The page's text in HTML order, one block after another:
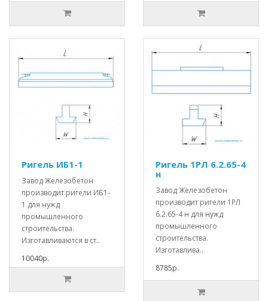
Ригель ИБ1-1
Завод Железобетон
производит ригели ИБ1-
1 для нужд
промышленного
строительства.
Изготавливаются в ст..
10040р.
Ригель 1РЛ 6.2.65-4
н
Завод Железобетон
производит ригели 1РЛ
6.2.65-4 н для нужд
промышленного
строительства.
Изготавлива..
8785р.